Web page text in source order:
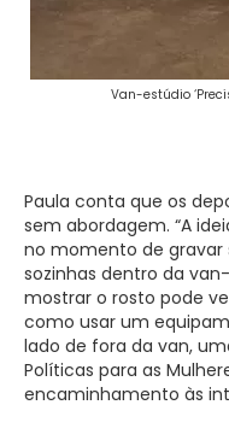
Van-estúdio
Paula conta que os
sem abordagem. “A
no momento de gravar
sozinhas dentro da
mostrar o rosto pode
como usar um
lado de fora da van,
Políticas para as
encaminhamento às